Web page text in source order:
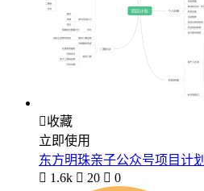
收藏
立即使用
东方明珠亲子公众号项目计划
 1.6k  20  0